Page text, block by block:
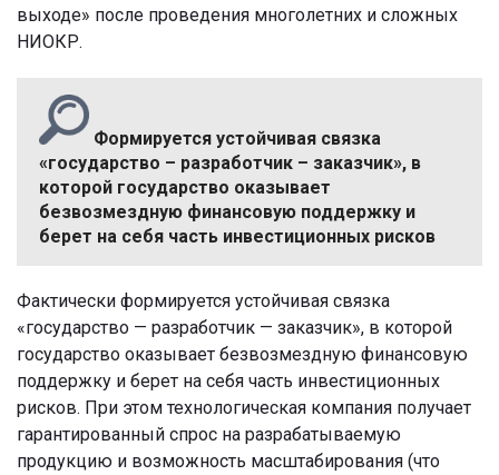
выходе» после проведения многолетних и сложных
НИОКР.
Формируется устойчивая связка
«государство – разработчик – заказчик», в
которой государство оказывает
безвозмездную финансовую поддержку и
берет на себя часть инвестиционных рисков
Фактически формируется устойчивая связка
«государство — разработчик — заказчик», в которой
государство оказывает безвозмездную финансовую
поддержку и берет на себя часть инвестиционных
рисков. При этом технологическая компания получает
гарантированный спрос на разрабатываемую
продукцию и возможность масштабирования (что